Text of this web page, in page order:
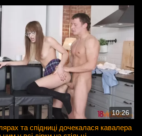
10:26
та спідниці дочекалася кавалера